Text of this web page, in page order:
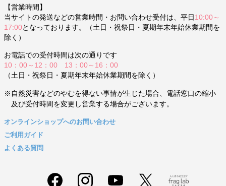
【営業時間】
当サイトの発送などの営業時間・お問い合わせ受付は、平日 10:00～
17:00となっております。（土日・祝祭日・夏期年末年始休業期間を
除く）
お電話での受付時間は次の通りです
10：00～12：00 13：00～16：00
（土日・祝祭日・夏期年末年始休業期間を除く）
※自然災害などのやむを得ない事情が生じた場合、電話窓口の縮小
及び受付時間を変更し営業する場合がございます。
オンラインショップへのお問い合わせ
ご利用ガイド
よくある質問